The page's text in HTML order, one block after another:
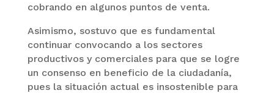
cobrando en algunos puntos de venta.
Asimismo, sostuvo que es fundamental
continuar convocando a los sectores
productivos y comerciales para que se logre
un consenso en beneficio de la ciudadanía,
pues la situación actual es insostenible para